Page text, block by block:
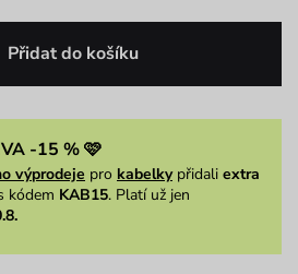
Přidat do košíku
-15 % 🩷
výprodeje pro kabelkypřidali extra
kódem KAB15. Platí už jen